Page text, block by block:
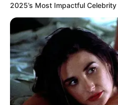
Le Pronostic PMU du
chevaux du PRIX DE
2025’s Most Impactful Celebrity